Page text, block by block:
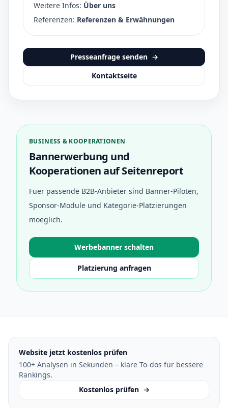
Weitere Infos: Über uns
Referenzen: Referenzen & Erwähnungen
Presseanfrage senden →
Kontaktseite
BUSINESS & KOOPERATIONEN
Bannerwerbung und
Kooperationen auf Seitenreport
Fuer passende B2B-Anbieter sind Banner-Piloten,
Sponsor-Module und Kategorie-Platzierungen
moeglich.
Werbebanner schalten
Platzierung anfragen
Website jetzt kostenlos prüfen
100+ Analysen in Sekunden – klare To-dos für bessere
Rankings.
Kostenlos prüfen →